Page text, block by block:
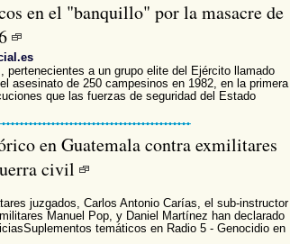
en el "banquillo" por la masacre de
pertenecientes a un grupo elite del Ejército llamado
asesinato de 250 campesinos en 1982, en la primera
que las fuerzas de seguridad del Estado
en Guatemala contra exmilitares
civil
juzgados, Carlos Antonio Carías, el sub-instructor
Manuel Pop, y Daniel Martínez han declarado
temáticos en Radio 5 - Genocidio en